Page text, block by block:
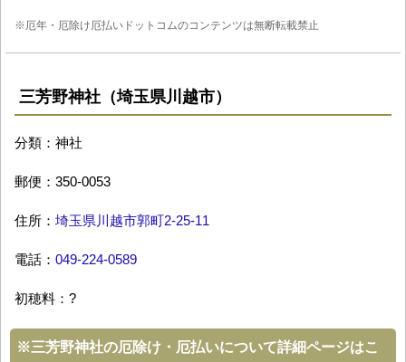
※厄年・厄除け厄払いドットコムのコンテンツは無断転載禁止
三芳野神社（埼玉県川越市）
分類：神社
郵便：350-0053
住所： 埼玉県川越市郭町2-25-11
電話： 049-224-0589
初穂料：?
※三芳野神社の厄除け・厄払いについて詳細ページはこ